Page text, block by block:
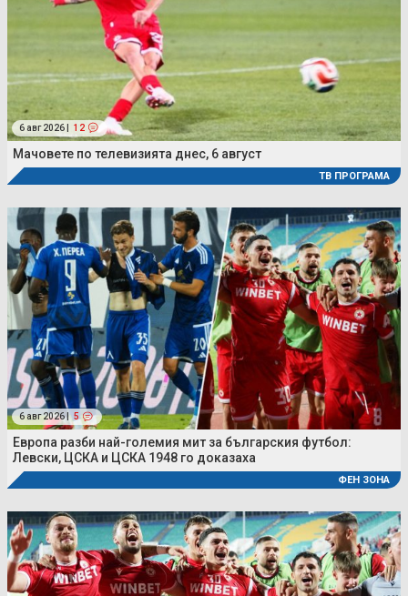
6 авг 2026 | 12
Мачовете по телевизията днес, 6 август
ТВ ПРОГРАМА
6 авг 2026 | 5
Европа разби най-големия мит за българския футбол:
Левски, ЦСКА и ЦСКА 1948 го доказаха
ФЕН ЗОНА